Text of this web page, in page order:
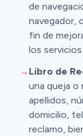
de
navegador,
fin de
los
→ Libro de
una queja o
apellidos,
domicilio,
reclamo,